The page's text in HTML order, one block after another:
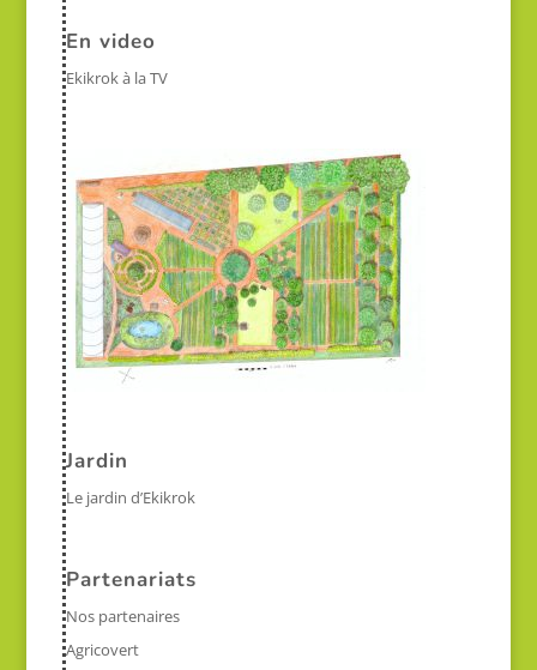
En video
Ekikrok à la TV
Jardin
Le jardin d’Ekikrok
Partenariats
Nos partenaires
Agricovert